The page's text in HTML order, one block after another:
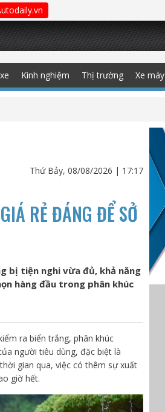
Kinh nghiệm Thị trường Xe máy
Thứ Bảy, 08/08/2026 | 17:17
RẺ ĐÁNG ĐỂ SỞ
bị tiện nghi vừa đủ, khả năng
hàng đầu trong phân khúc
ra biển trắng, phân khúc
người tiêu dùng, đặc biệt là
gian qua, việc có thêm sự xuất
giờ hết.